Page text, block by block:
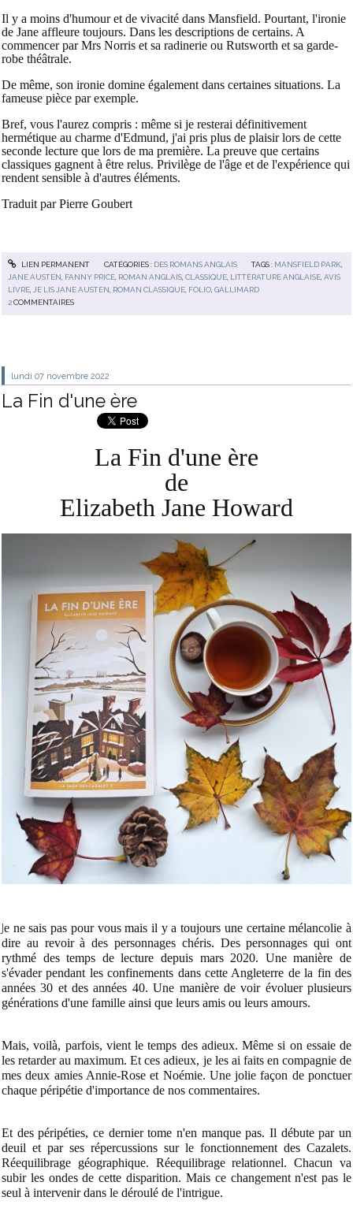
Il y a moins d'humour et de vivacité dans Mansfield. Pourtant, l'ironie
de Jane affleure toujours. Dans les descriptions de certains. A
commencer par Mrs Norris et sa radinerie ou Rutsworth et sa garde-
robe théâtrale.
De même, son ironie domine également dans certaines situations. La
fameuse pièce par exemple.
Bref, vous l'aurez compris : même si je resterai définitivement
hermétique au charme d'Edmund, j'ai pris plus de plaisir lors de cette
seconde lecture que lors de ma première. La preuve que certains
classiques gagnent à être relus. Privilège de l'âge et de l'expérience qui
rendent sensible à d'autres éléments.
Traduit par Pierre Goubert
LIEN PERMANENT CATÉGORIES : DES ROMANS ANGLAIS TAGS : MANSFIELD PARK,
JANE AUSTEN, FANNY PRICE, ROMAN ANGLAIS,CLASSIQUE, LITTÉRATURE ANGLAISE,AVIS
LIVRE,JE LIS JANE AUSTEN, ROMAN CLASSIQUE, FOLIO,GALLIMARD
2COMMENTAIRES
lundi 07 novembre 2022
La Fin d'une ère
La Fin d'une ère
de
Elizabeth Jane Howard
Je ne sais pas pour vous mais il y a toujours une certaine mélancolie à
dire au revoir à des personnages chéris. Des personnages qui ont
rythmé des temps de lecture depuis mars 2020. Une manière de
s'évader pendant les confinements dans cette Angleterre de la fin des
années 30 et des années 40. Une manière de voir évoluer plusieurs
générations d'une famille ainsi que leurs amis ou leurs amours.
Mais, voilà, parfois, vient le temps des adieux. Même si on essaie de
les retarder au maximum. Et ces adieux, je les ai faits en compagnie de
mes deux amies Annie-Rose et Noémie. Une jolie façon de ponctuer
chaque péripétie d'importance de nos commentaires.
Et des péripéties, ce dernier tome n'en manque pas. Il débute par un
deuil et par ses répercussions sur le fonctionnement des Cazalets.
Réequilibrage géographique. Réequilibrage relationnel. Chacun va
subir les ondes de cette disparition. Mais ce changement n'est pas le
seul à intervenir dans le déroulé de l'intrigue.